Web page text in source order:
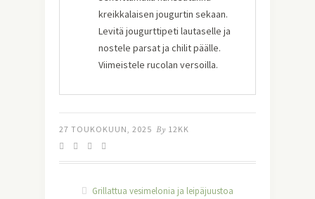
kreikkalaisen jougurtin sekaan.
Levitä jougurttipeti lautaselle ja
nostele parsat ja chilit päälle.
Viimeistele rucolan versoilla.
27 TOUKOKUUN, 2025 By 12KK
Grillattua vesimelonia ja leipäjuustoa